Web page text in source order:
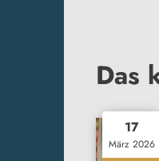
Das
17
März 2026